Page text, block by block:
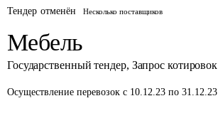
Тендер отменён Несколько поставщиков
Мебель
Государственный тендер, Запрос котировок
Осуществление перевозок с 10.12.23 по 31.12.23